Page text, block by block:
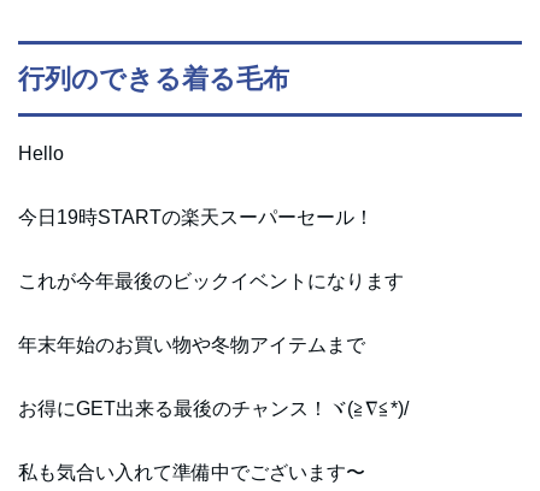
行列のできる着る毛布
Hello
今日19時STARTの楽天スーパーセール！
これが今年最後のビックイベントになります
年末年始のお買い物や冬物アイテムまで
お得にGET出来る最後のチャンス！ヾ(≧∇≦*)/
私も気合い入れて準備中でございます〜